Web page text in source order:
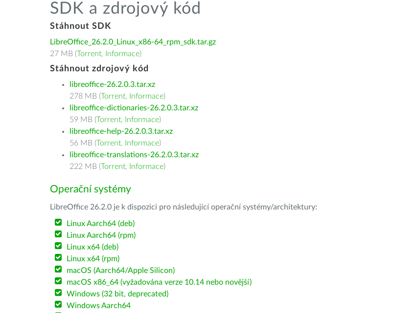
SDK a zdrojový kód
Stáhnout SDK
LibreOffice_26.2.0_Linux_x86-64_rpm_sdk.tar.gz
27 MB (Torrent, Informace)
Stáhnout zdrojový kód
libreoffice-26.2.0.3.tar.xz
278 MB (Torrent, Informace)
libreoffice-dictionaries-26.2.0.3.tar.xz
59 MB (Torrent, Informace)
libreoffice-help-26.2.0.3.tar.xz
56 MB (Torrent, Informace)
libreoffice-translations-26.2.0.3.tar.xz
222 MB (Torrent, Informace)
Operační systémy
LibreOffice 26.2.0 je k dispozici pro následující operační systémy/architektury:
Linux Aarch64 (deb)
Linux Aarch64 (rpm)
Linux x64 (deb)
Linux x64 (rpm)
macOS (Aarch64/Apple Silicon)
macOS x86_64 (vyžadována verze 10.14 nebo novější)
Windows (32 bit, deprecated)
Windows Aarch64